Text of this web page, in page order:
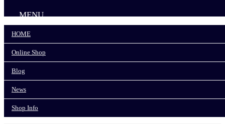
Online Shop
News
MENU
HOME
Online Shop
Blog
News
Shop Info
COLIMBO/コリンボ>